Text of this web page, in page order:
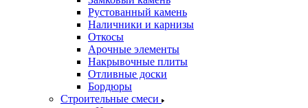
Рустованный камень
Наличники и карнизы
Откосы
Арочные элементы
Накрывочные плиты
Отливные доски
Бордюры
Строительные смеси